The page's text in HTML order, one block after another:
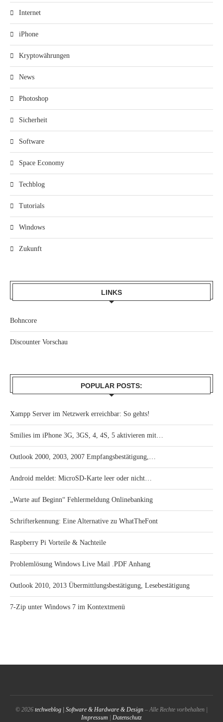
Internet
iPhone
Kryptowährungen
News
Photoshop
Sicherheit
Software
Space Economy
Techblog
Tutorials
Windows
Zukunft
LINKS
Bohncore
Discounter Vorschau
POPULAR POSTS:
Xampp Server im Netzwerk erreichbar: So gehts!
Smilies im iPhone 3G, 3GS, 4, 4S, 5 aktivieren mit…
Outlook 2000, 2003, 2007 Empfangsbestätigung,…
Android meldet: MicroSD-Karte leer oder nicht…
„Warte auf Beginn“ Fehlermeldung Onlinebanking
Schrifterkennung: Eine Alternative zu WhatTheFont
Raspberry Pi Vorteile & Nachteile
Problemlösung Windows Live Mail .PDF Anhang
Outlook 2010, 2013 Übermittlungsbestätigung, Lesebestätigung
7-Zip unter Windows 7 im Kontextmenü
© 2026 techweblog | Software & Hardware & Design – Alle Rechte vorbehalten |
Impressum
Datenschutz